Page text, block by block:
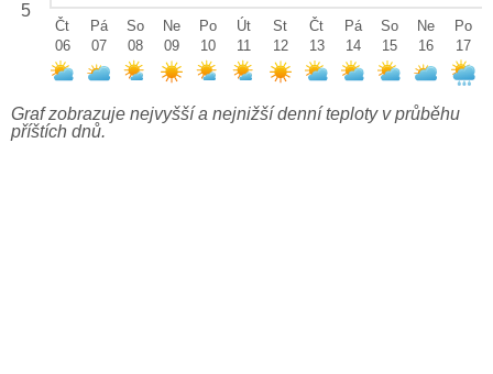
5
Čt
06
Pá
07
So
08
Ne
09
Po
10
Út
11
St
12
Čt
13
Pá
14
So
15
Ne
16
Po
17
Graf zobrazuje nejvyšší a nejnižší denní teploty v průběhu
příštích dnů.